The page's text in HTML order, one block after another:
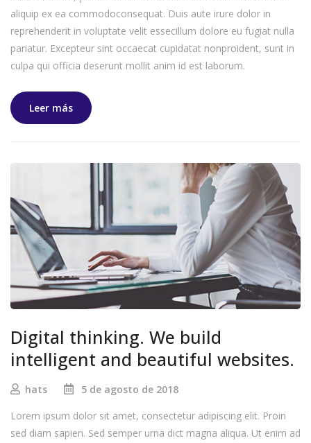
aliquip ex ea commodoconsequat. Duis aute irure dolor in
reprehenderit in voluptate velit essecillum dolore eu fugiat nulla
pariatur. Excepteur sint occaecat cupidatat nonproident, sunt in
culpa qui officia deserunt mollit anim id est laborum.
Leer más
Digital thinking. We build
intelligent and beautiful websites.
hats
5 de agosto de 2018
Lorem ipsum dolor sit amet, consectetur adipiscing elit. Proin
sed diam sapien. Sed semper urna dict magna aliqua. Ut enim ad